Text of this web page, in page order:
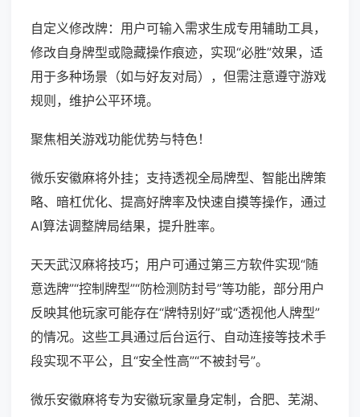
自定义修改牌：用户可输入需求生成专用辅助工具，
修改自身牌型或隐藏操作痕迹，实现“必胜”效果，适
用于多种场景（如与好友对局），但需注意遵守游戏
规则，维护公平环境。
聚焦相关游戏功能优势与特色！
微乐安徽麻将外挂；支持透视全局牌型、智能出牌策
略、暗杠优化、提高好牌率及快速自摸等操作，通过
AI算法调整牌局结果，提升胜率。
天天武汉麻将技巧；用户可通过第三方软件实现“随
意选牌”“控制牌型”“防检测防封号”等功能，部分用户
反映其他玩家可能存在“牌特别好”或“透视他人牌型”
的情况。这些工具通过后台运行、自动连接等技术手
段实现不平公，且“安全性高”“不被封号”。
微乐安徽麻将专为安徽玩家量身定制，合肥、芜湖、